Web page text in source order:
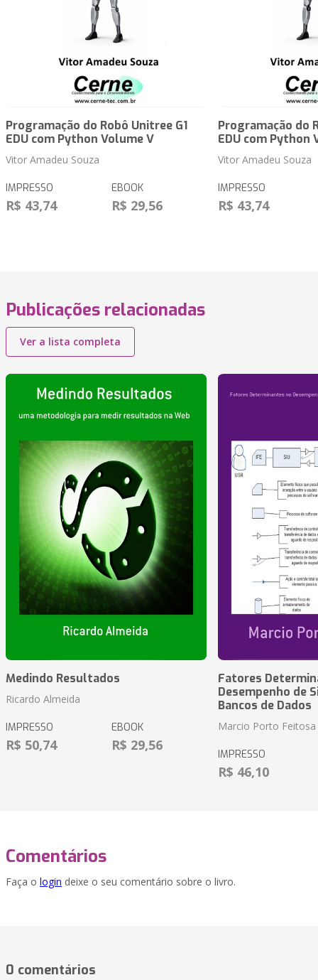
Programação do Robô Unitree G1
EDU com Python Volume V
Vitor Amadeu Souza
IMPRESSO
R$ 43,74
EBOOK
R$ 29,56
Programação do
EDU com Python
Vitor Amadeu Souza
IMPRESSO
R$ 43,74
Publicações relacionadas
Ver a lista completa
Medindo Resultados
Ricardo Almeida
IMPRESSO
R$ 50,74
EBOOK
R$ 29,56
Fatores
Desempenho de
Bancos de Dados
Marcio Porto Feitosa
IMPRESSO
R$ 46,10
Comentários
Faça o login deixe o seu comentário sobre o livro.
0 comentários